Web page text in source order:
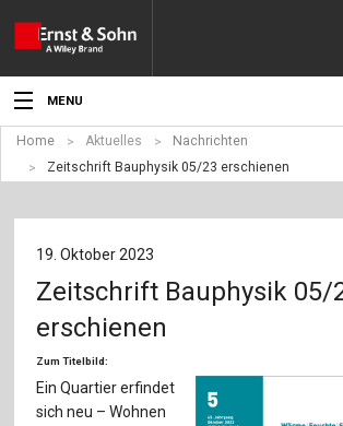
MENU
Aktuelles
Angebote
Fachgebiete
Werben
Home Aktuelles
Nachrichten
Zeitschrift Bauphysik 05/23 erschienen
19. Oktober 2023
Zeitschrift Bauphysik 05/
erschienen
Zum Titelbild:
Ein Quartier erfindet
sich neu – Wohnen